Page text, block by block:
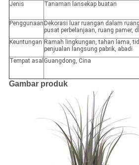
Jenis Tanaman lansekap buatan
Penggunaan Dekorasi luar ruangan dalam
pusat perbelanjaan, ruang pamer,
Keuntungan Ramah lingkungan, tahan lama,
penjualan langsung pabrik, abadi
Tempat asal Guangdong, Cina
Gambar produk